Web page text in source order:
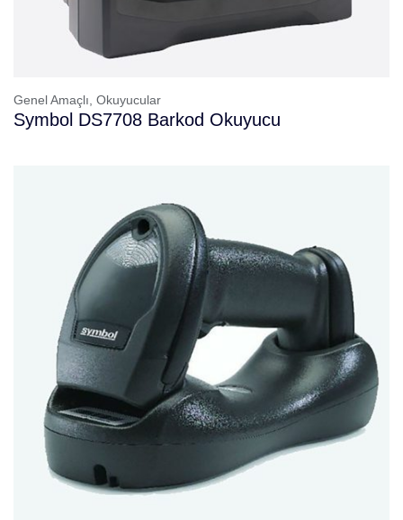
Genel Amaçlı, Okuyucular
Symbol DS7708 Barkod Okuyucu